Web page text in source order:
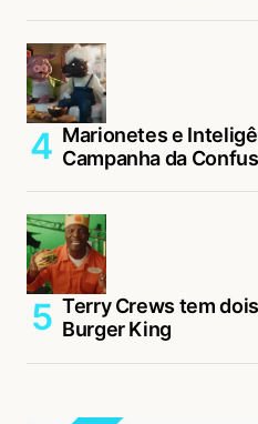
Marionetes e
Campanha da
Terry Crews tem
Burger King